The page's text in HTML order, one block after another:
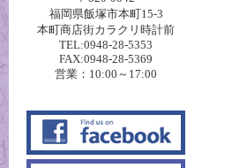
福岡県飯塚市本町15-3
本町商店街カラクリ時計前
TEL:0948-28-5353
FAX:0948-28-5369
営業：10:00～17:00